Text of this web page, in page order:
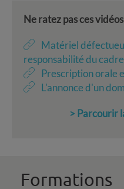
Ne ratez pas ces
Matériel
responsabilité du
Prescription orale
L'annonce d'un
> Parcourir
Formations